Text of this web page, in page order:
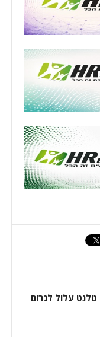
עלול לגרום